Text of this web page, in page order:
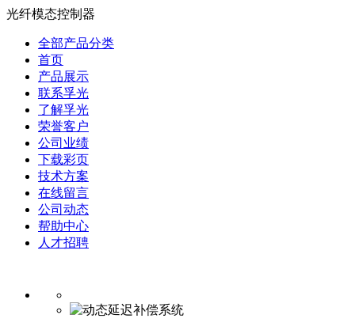
光纤模态控制器
全部产品分类
首页
产品展示
联系孚光
了解孚光
荣誉客户
公司业绩
下载彩页
技术方案
在线留言
公司动态
帮助中心
人才招聘